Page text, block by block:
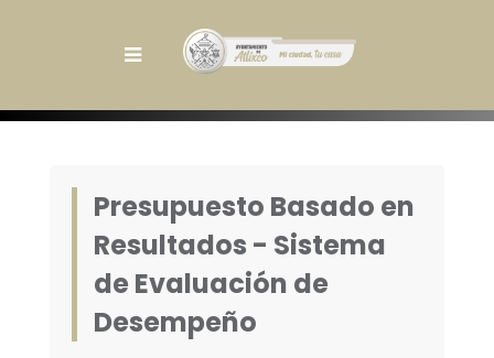
Presupuesto Basado en
Resultados - Sistema
de Evaluación de
Desempeño